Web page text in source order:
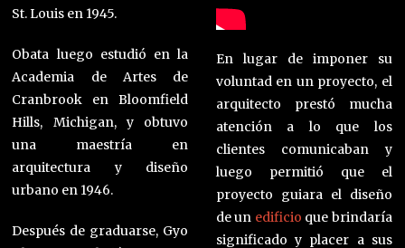
St. Louis en 1945.
Obata luego estudió en la
Academia de Artes de
Cranbrook en Bloomfield
Hills, Michigan, y obtuvo
una maestría en
arquitectura y diseño
urbano en 1946.
Después de graduarse, Gyo
En lugar de imponer su
voluntad en un proyecto, el
arquitecto prestó mucha
atención a lo que los
clientes comunicaban y
luego permitió que el
proyecto guiara el diseño
de un edificio que brindaría
significado y placer a sus